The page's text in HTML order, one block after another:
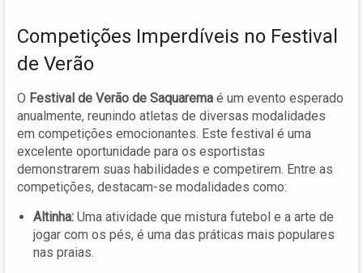
Competições Imperdíveis no Festival
de Verão
O Festival de Verão de Saquarema é um evento esperado
anualmente, reunindo atletas de diversas modalidades
em competições emocionantes. Este festival é uma
excelente oportunidade para os esportistas
demonstrarem suas habilidades e competirem. Entre as
competições, destacam-se modalidades como:
Altinha: Uma atividade que mistura futebol e a arte de
jogar com os pés, é uma das práticas mais populares
nas praias.